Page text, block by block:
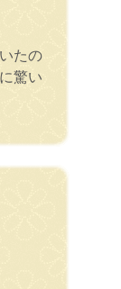
たの
驚い